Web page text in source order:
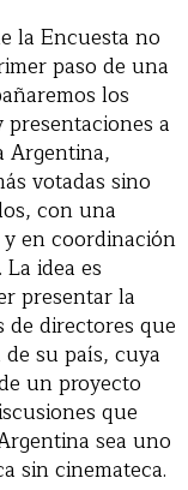
la Encuesta no
paso de una
los
a
Argentina,
votadas sino
con una
en coordinación
idea es
presentar la
directores que
su país, cuya
un proyecto
que
sea uno
sin cinemateca.